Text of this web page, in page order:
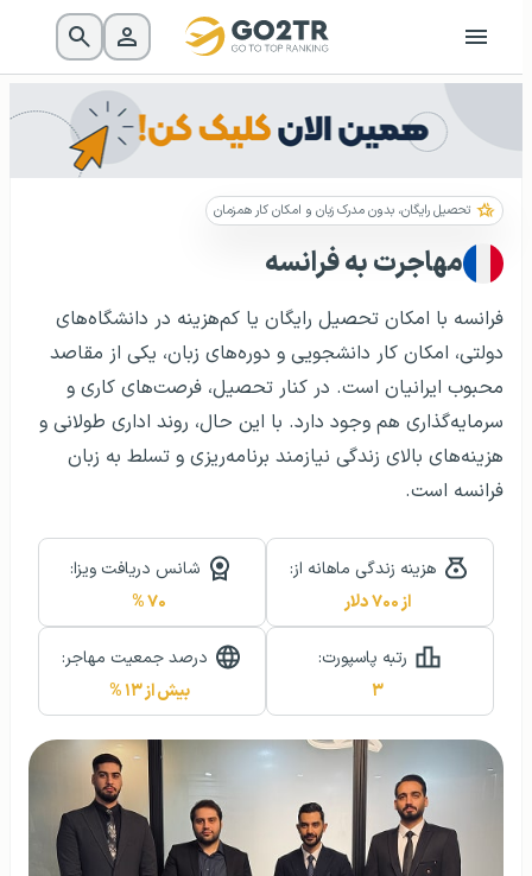
تحصیل رایگان، بدون مدرک زبان و امکان کار همزمان
مهاجرت به فرانسه
فرانسه با امکان تحصیل رایگان یا کم‌هزینه در دانشگاه‌های
دولتی، امکان کار دانشجویی و دوره‌های زبان، یکی از مقاصد
محبوب ایرانیان است. در کنار تحصیل، فرصت‌های کاری و
سرمایه‌گذاری هم وجود دارد. با این حال، روند اداری طولانی و
هزینه‌های بالای زندگی نیازمند برنامه‌ریزی و تسلط به زبان
فرانسه است.
هزینه زندگی ماهانه از:
از ۷۰۰ دلار
شانس دریافت ویزا:
۷۰ %
رتبه پاسپورت:
۳
درصد جمعیت مهاجر:
بیش از ۱۳ %